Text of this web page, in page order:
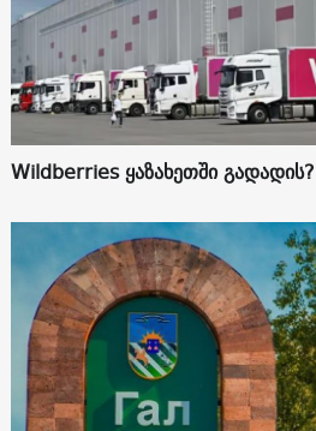
Wildberries ყაზახეთში გადადის?